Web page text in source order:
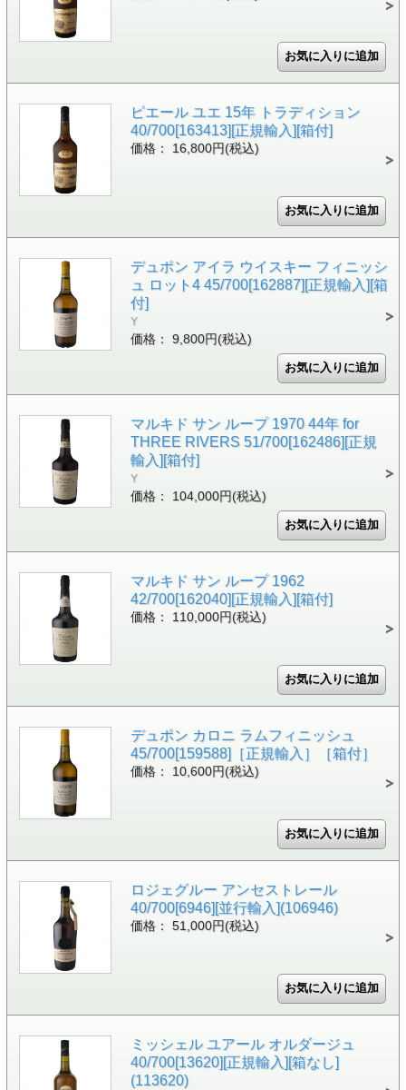
ピエール ユエ 15年 トラディション
40/700[163413][正規輸入][箱付]
価格： 16,800円(税込)
デュポン アイラ ウイスキー フィニッシ
ュ ロット4 45/700[162887][正規輸入][箱
付]
Y
価格： 9,800円(税込)
マルキド サン ループ 1970 44年 for
THREE RIVERS 51/700[162486][正規
輸入][箱付]
Y
価格： 104,000円(税込)
マルキド サン ループ 1962
42/700[162040][正規輸入][箱付]
価格： 110,000円(税込)
デュポン カロニ ラムフィニッシュ
45/700[159588]［正規輸入］［箱付］
価格： 10,600円(税込)
ロジェグルー アンセストレール
40/700[6946][並行輸入](106946)
価格： 51,000円(税込)
ミッシェル ユアール オルダージュ
40/700[13620][正規輸入][箱なし]
(113620)